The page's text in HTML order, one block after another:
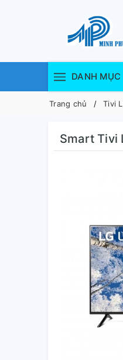
DANH MỤC
Trang chủ Tivi
Smart Tivi